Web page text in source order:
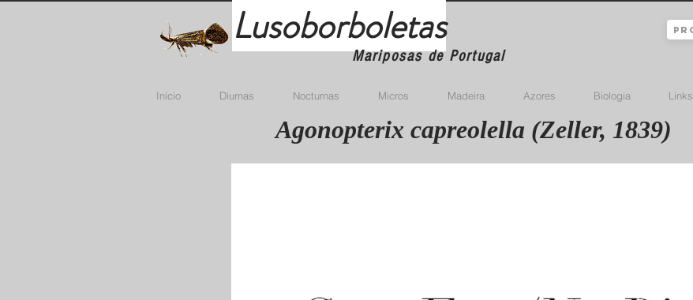
Lusoborboletas
Mariposas de Portugal
Início Diurnas Nocturnas Micros Madeira Azores Biologia Links
Agonopterix capreolella (Zeller, 1839)